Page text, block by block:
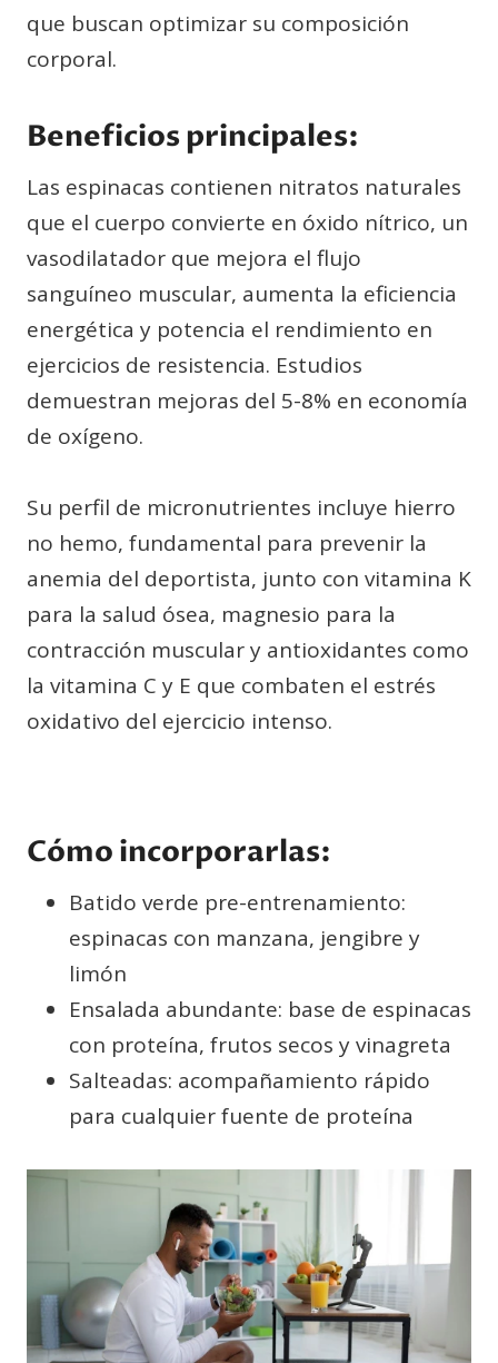
que buscan optimizar su composición
corporal.
Beneficios principales:
Las espinacas contienen nitratos naturales
que el cuerpo convierte en óxido nítrico, un
vasodilatador que mejora el flujo
sanguíneo muscular, aumenta la eficiencia
energética y potencia el rendimiento en
ejercicios de resistencia. Estudios
demuestran mejoras del 5-8% en economía
de oxígeno.
Su perfil de micronutrientes incluye hierro
no hemo, fundamental para prevenir la
anemia del deportista, junto con vitamina K
para la salud ósea, magnesio para la
contracción muscular y antioxidantes como
la vitamina C y E que combaten el estrés
oxidativo del ejercicio intenso.
Cómo incorporarlas:
Batido verde pre-entrenamiento:
espinacas con manzana, jengibre y
limón
Ensalada abundante: base de espinacas
con proteína, frutos secos y vinagreta
Salteadas: acompañamiento rápido
para cualquier fuente de proteína